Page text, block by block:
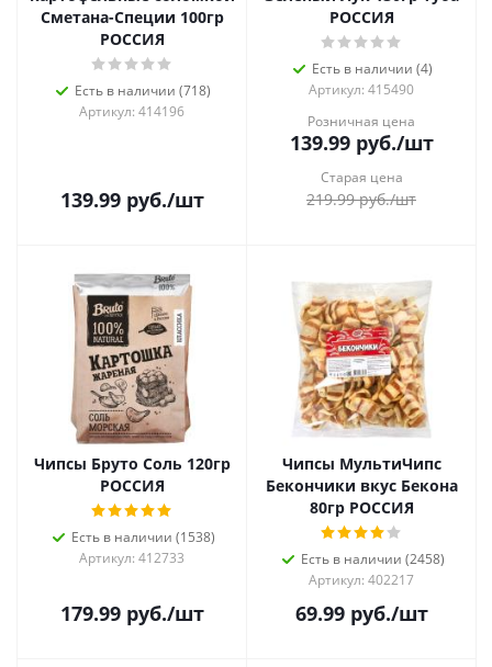
Сметана-Специи 100гр
РОССИЯ
Есть в наличии (718)
Артикул: 414196
139.99руб./шт
РОССИЯ
Есть в наличии (4)
Артикул: 415490
Розничная цена
139.99руб./шт
Старая цена
219.99руб./шт
Чипсы Бруто Соль 120гр
РОССИЯ
Есть в наличии (1538)
Артикул: 412733
179.99руб./шт
Чипсы МультиЧипс
Бекончики вкус Бекона
80гр РОССИЯ
Есть в наличии (2458)
Артикул: 402217
69.99руб./шт